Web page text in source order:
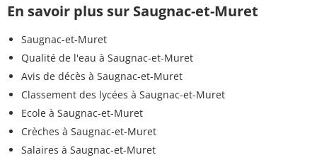
En savoir plus sur Saugnac-et-Muret
Saugnac-et-Muret
Qualité de l'eau à Saugnac-et-Muret
Avis de décès à Saugnac-et-Muret
Classement des lycées à Saugnac-et-Muret
Ecole à Saugnac-et-Muret
Crèches à Saugnac-et-Muret
Salaires à Saugnac-et-Muret